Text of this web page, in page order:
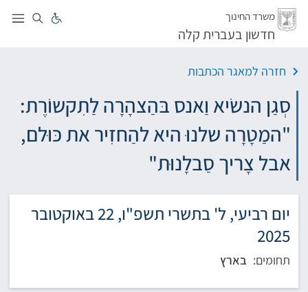
דלג
משרד החינוך
חדשון בעברית קלה
חזרה למאגר הכתבות
סְגַן הנשׂיא וַאנס בּהַצהָרָה לַתִקשוֹרֶת:
"המַטָרָה שלנוּ היא להַחזִיר את כּוּלם,
אבל צָריך סַבלָנוּת"
יום רביעי, ל' בתשרי תשפ"ו, 22 באוקטובר
2025
תחומים: בארץ